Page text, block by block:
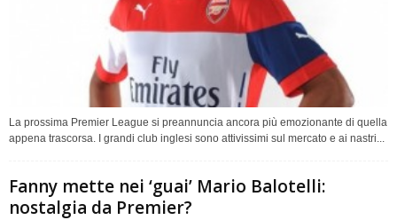
La prossima Premier League si preannuncia ancora più emozionante di quella
appena trascorsa. I grandi club inglesi sono attivissimi sul mercato e ai nastri...
Fanny mette nei ‘guai’ Mario Balotelli:
nostalgia da Premier?